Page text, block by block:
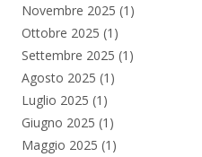
Novembre 2025 (1)
Ottobre 2025 (1)
Settembre 2025 (1)
Agosto 2025 (1)
Luglio 2025 (1)
Giugno 2025 (1)
Maggio 2025 (1)